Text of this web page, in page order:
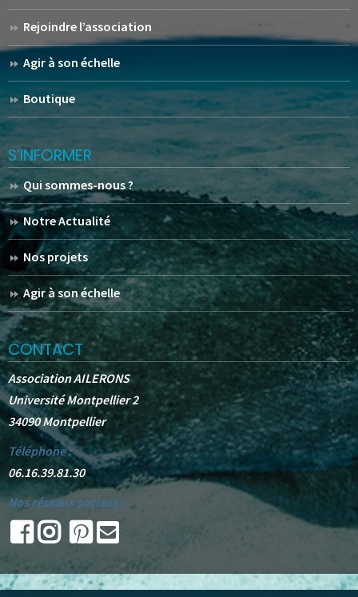
Rejoindre l’association
Agir à son échelle
Boutique
S’INFORMER
Qui sommes-nous ?
Notre Actualité
Nos projets
Agir à son échelle
CONTACT
Association AILERONS
Université Montpellier 2
34090 Montpellier
Téléphone :
06.16.39.81.30
Nos réseaux sociaux :